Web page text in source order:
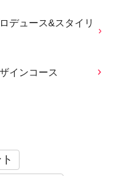
デュース&スタイリ
インコース